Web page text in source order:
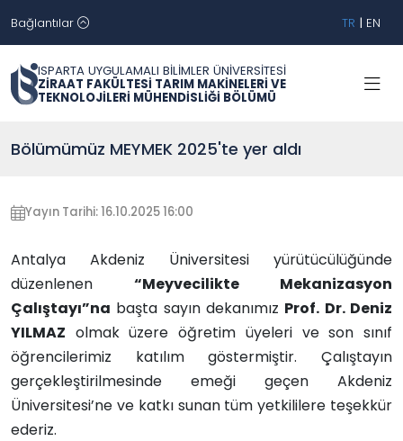
Bağlantılar TR | EN
ISPARTA UYGULAMALI BİLİMLER ÜNİVERSİTESİ
ZİRAAT FAKÜLTESİ TARIM MAKİNELERİ VE
TEKNOLOJİLERİ MÜHENDİSLİĞİ BÖLÜMÜ
Bölümümüz MEYMEK 2025'te yer aldı
Yayın Tarihi: 16.10.2025 16:00
Antalya Akdeniz Üniversitesi yürütücülüğünde
düzenlenen “Meyvecilikte Mekanizasyon
Çalıştayı”na başta sayın dekanımız Prof. Dr. Deniz
YILMAZ olmak üzere öğretim üyeleri ve son sınıf
öğrencilerimiz katılım göstermiştir. Çalıştayın
gerçekleştirilmesinde emeği geçen Akdeniz
Üniversitesi’ne ve katkı sunan tüm yetkililere teşekkür
ederiz.